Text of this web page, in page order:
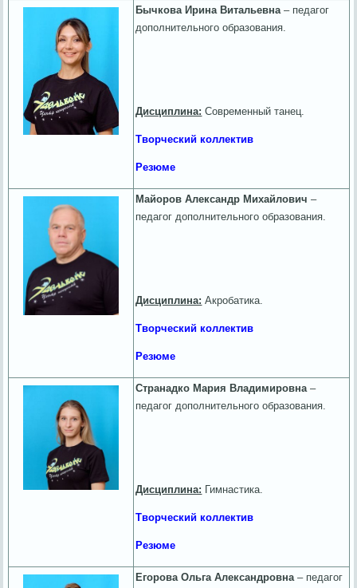
Бычкова Ирина Витальевна – педагог
дополнительного образования.
Дисциплина: Современный танец.
Творческий коллектив
Резюме
Майоров Александр Михайлович –
педагог дополнительного образования.
Дисциплина: Акробатика.
Творческий коллектив
Резюме
Странадко Мария Владимировна –
педагог дополнительного образования.
Дисциплина: Гимнастика.
Творческий коллектив
Резюме
Егорова Ольга Александровна – педагог